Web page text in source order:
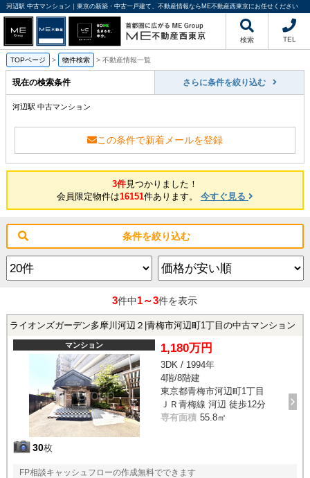
河辺駅 中古マンション｜東京の新築・中古一戸建て、不動産情報ならME不動産西東京にお任せください
検索 TEL
TOPページ > 物件検索 > 不動産情報一覧
現在の検索条件 さらに条件を絞り込む
河辺駅 中古マンション
この条件で新着メールを登録
3件見つかりました！
会員限定物件は16151件あります。 今すぐ見る
条件を絞り込む
3件中1～3件を表示
ライオンズガーデン多摩川河辺２|青梅市河辺町1丁目の中古マンション
マンション
30枚
1,180万円
3DK / 1994年
4階/8階建
東京都青梅市河辺町1丁目
ＪＲ青梅線 河辺 徒歩12分
専有面積 55.8㎡
FP相談キャッシュフローの作成無料でできます